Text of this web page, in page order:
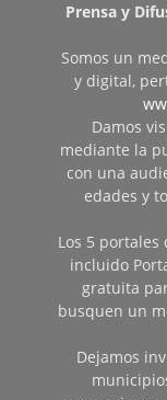
Prensa y
Somos un
y digital,
Damos
mediante la
con una
edades y
Los 5 portales
incluido
gratuita
busquen un
Dejamos